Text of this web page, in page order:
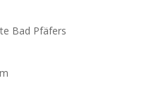
Bad Pfäfers